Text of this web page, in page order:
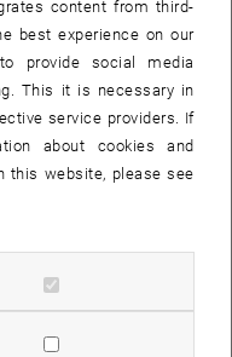
Tag der offenen Tür
Ort: Institut
1040,
des PRIPkonzipiert,
Vertreter vonöffentlichen
Forschung (FWF)
Linz und Graz über mehr
content from third-
best experience on our
provide social media
This it is necessary in
service providers. If
about cookies and
this website, please see
cookies
statistic cookies